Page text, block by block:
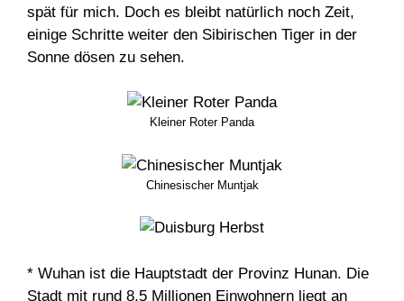
spät für mich. Doch es bleibt natürlich noch Zeit,
einige Schritte weiter den Sibirischen Tiger in der
Sonne dösen zu sehen.
Kleiner Roter Panda
Chinesischer Muntjak
* Wuhan ist die Hauptstadt der Provinz Hunan. Die
Stadt mit rund 8,5 Millionen Einwohnern liegt an